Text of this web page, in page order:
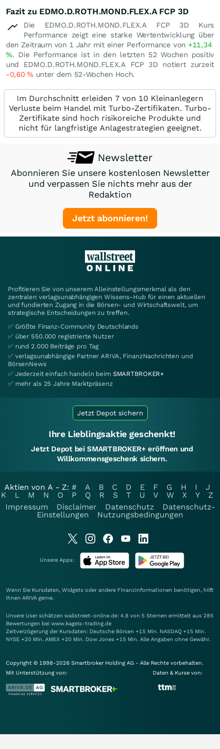
Fazit zu EDMO.D.ROTH.MOND.FLEX.A FCP 3D
Die EDMO.D.ROTH.MOND.FLEX.A FCP 3D Kurs
Performance zeigt eine starke Wertentwicklung über
den Zeitraum von 1 Jahr mit einer Performance von +11,34
%. Die Performance ist in den letzten 52 Wochen positiv
und EDMO.D.ROTH.MOND.FLEX.A FCP 3D notiert zurzeit
-0,60%unter dem 52-Wochen Hoch.
Im Durchschnitt erleiden 7 von 10 Kleinanlegern
Verluste beim Handel mit Turbo-Zertifikaten. Turbo-
Zertifikate sind hoch risikoreiche Produkte und
nicht für langfristige Anlagestrategien geeignet.
Newsletter
Abonnieren Sie unsere kostenlosen Newsletter
und verpassen Sie nichts mehr aus der
Redaktion
Jetzt abonnieren!
Profitieren Sie von unserem Alleinstellungsmerkmal als den
zentralen verlagsunabhängigen Wissens-Hub für einen aktuellen
und fundierten Zugang in die Börsen- und Wirtschaftswelt, um
strategische Entscheidungen zu treffen.
✅ Größte Finanz-Community Deutschlands
✅ über 550.000 registrierte Nutzer
✅ rund 2.000 Beiträge pro Tag
✅ verlagsunabhängige Partner ARIVA, FinanzNachrichten und
BörsenNews
✅ Jederzeit einfach handeln beim SMARTBROKER+
✅ mehr als 25 Jahre Marktpräsenz
Jetzt Depot sichern
Ihre Lieblingsaktie geschenkt!
Jetzt Depot bei SMARTBROKER+ eröffnen und
Willkommensgeschenk sichern.
Aktien von A - Z: # A B C D E F G H I
J
K
L M N O P Q R S T U V W X Y
Z
Impressum
Disclaimer Datenschutz
Datenschutz-
Einstellungen
Nutzungsbedingungen
Unsere Apps:
Wenn Sie Kursdaten, Widgets oder andere Finanzinformationen benötigen, hilft
Ihnen ARIVA gerne.
Unsere User schätzen wallstreet-online.de: 4.8 von 5 Sternen ermittelt aus 285
Bewertungen bei www.kagels-trading.de
Zeitverzögerung der Kursdaten: Deutsche Börsen +15 Min. NASDAQ +15 Min.
NYSE +20 Min. AMEX +20 Min. Dow Jones +15 Min. Alle Angaben ohne Gewähr.
Copyright © 1998-2026 Smartbroker Holding AG - Alle Rechte vorbehalten.
Mit Unterstützung von:
Daten & Kurse von: